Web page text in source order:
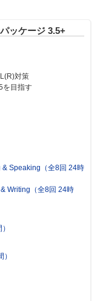
ッケージ 3.5+
対策
を目指す
& Speaking（全8回 24時
Writing（全8回 24時